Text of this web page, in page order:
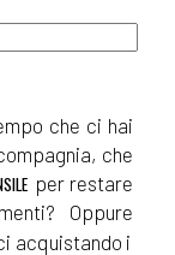
che ci hai
che
per restare
Oppure
acquistando i